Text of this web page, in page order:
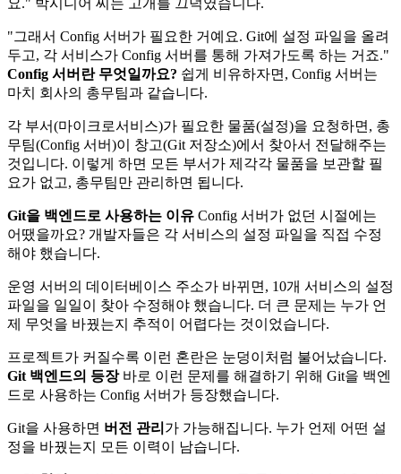
요." 박시니어 씨는 고개를 끄덕였습니다.
"그래서 Config 서버가 필요한 거예요. Git에 설정 파일을 올려
두고, 각 서비스가 Config 서버를 통해 가져가도록 하는 거죠."
Config 서버란 무엇일까요? 쉽게 비유하자면, Config 서버는
마치 회사의 총무팀과 같습니다.
각 부서(마이크로서비스)가 필요한 물품(설정)을 요청하면, 총
무팀(Config 서버)이 창고(Git 저장소)에서 찾아서 전달해주는
것입니다. 이렇게 하면 모든 부서가 제각각 물품을 보관할 필
요가 없고, 총무팀만 관리하면 됩니다.
Git을 백엔드로 사용하는 이유 Config 서버가 없던 시절에는
어땠을까요? 개발자들은 각 서비스의 설정 파일을 직접 수정
해야 했습니다.
운영 서버의 데이터베이스 주소가 바뀌면, 10개 서비스의 설정
파일을 일일이 찾아 수정해야 했습니다. 더 큰 문제는 누가 언
제 무엇을 바꿨는지 추적이 어렵다는 것이었습니다.
프로젝트가 커질수록 이런 혼란은 눈덩이처럼 불어났습니다.
Git 백엔드의 등장바로 이런 문제를 해결하기 위해 Git을 백엔
드로 사용하는 Config 서버가 등장했습니다.
Git을 사용하면 버전 관리 가 가능해집니다. 누가 언제 어떤 설
정을 바꿨는지 모든 이력이 남습니다.